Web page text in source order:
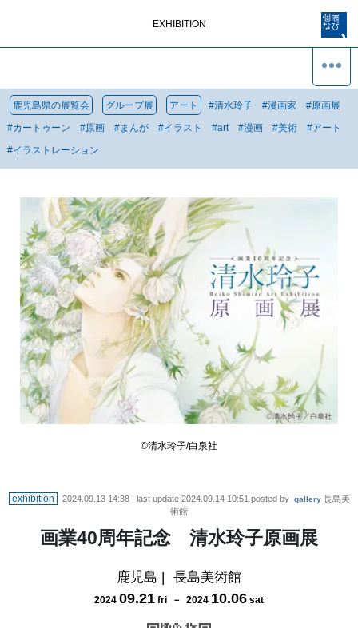
EXHIBITION
鹿児島県の展覧会 グループ展 アート #清水玲子 #漫画家 #原画展
#カートゥーン #原画 #まんが #イラスト #art #漫画 #美術 #アート
#イラストレーション
©清水玲子/白泉社
exhibition 2024.09.13 14:38| last update 2024.09.14 10:51 posted by gallery 長島美
術館
画業40周年記念 清水玲子原画展
鹿児島 | 長島美術館
2024 09.21 fri － 2024 10.06 sat